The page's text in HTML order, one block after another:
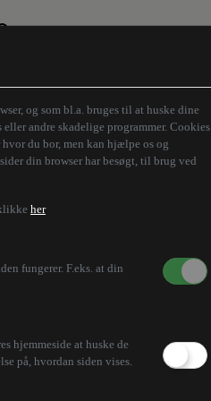
og som bl.a. bruges til at huske dine
andre skadelige programmer. Cookies
du bor, men kan hjælpe os og
din browser har besøgt, til brug ved
her
fungerer. F.eks. at din
hjemmeside at huske de
på, hvordan siden vises.